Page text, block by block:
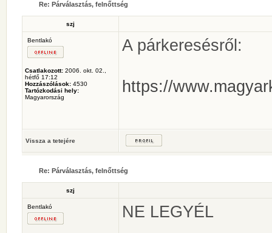
Re: Párválasztás, felnőttség
szj
Bentlakó
Csatlakozott: 2006. okt. 02.,
hétfő 17:12
Hozzászólások: 4530
Tartózkodási hely:
Magyarország
A párkeresésről:
https://
Vissza a tetejére
Re: Párválasztás, felnőttség
szj
Bentlakó NE LEGYÉL